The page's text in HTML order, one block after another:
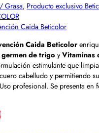
Grasa, Producto exclusivo
Caida Beticolor
Caida Beticolor
de trigo yVitaminas
estimulante que
cabelludo y permitiendo
profesional. Se presenta en